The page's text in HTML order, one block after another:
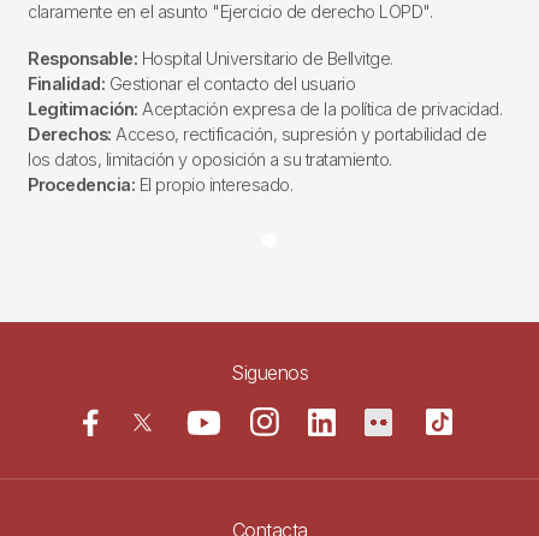
claramente en el asunto "Ejercicio de derecho LOPD".
Responsable: Hospital Universitario de Bellvitge.
Finalidad: Gestionar el contacto del usuario
Legitimación: Aceptación expresa de la política de privacidad.
Derechos: Acceso, rectificación, supresión y portabilidad de
los datos, limitación y oposición a su tratamiento.
Procedencia: El propio interesado.
Siguenos
Contacta